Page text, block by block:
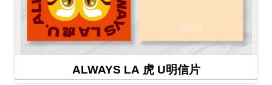
ALWAYS LA 虎 U明信片